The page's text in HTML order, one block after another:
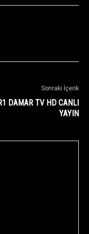
Sonraki İçerik
DAMAR TV HD CANLI
YAYIN